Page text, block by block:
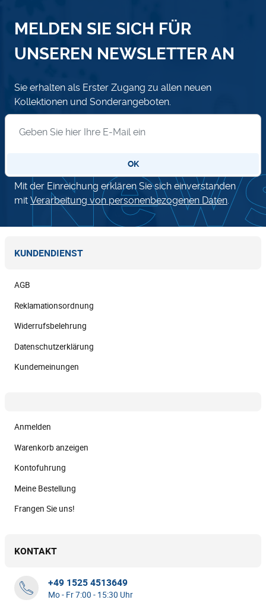
MELDEN SIE SICH FÜR
UNSEREN NEWSLETTER AN
Sie erhalten als Erster Zugang zu allen neuen
Kollektionen und Sonderangeboten.
OK
Mit der Einreichung erklären Sie sich einverstanden
mit Verarbeitung von personenbezogenen Daten.
KUNDENDIENST
AGB
Reklamationsordnung
Widerrufsbelehrung
Datenschutzerklärung
Kundemeinungen
Anmelden
Warenkorb anzeigen
Kontofuhrung
Meine Bestellung
Frangen Sie uns!
KONTAKT
+49 1525 4513649
Mo - Fr 7:00 - 15:30 Uhr